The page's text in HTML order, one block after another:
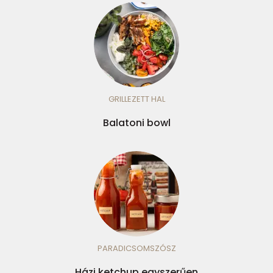
GRILLEZETT HAL
Balatoni bowl
PARADICSOMSZÓSZ